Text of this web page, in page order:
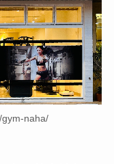
naha/